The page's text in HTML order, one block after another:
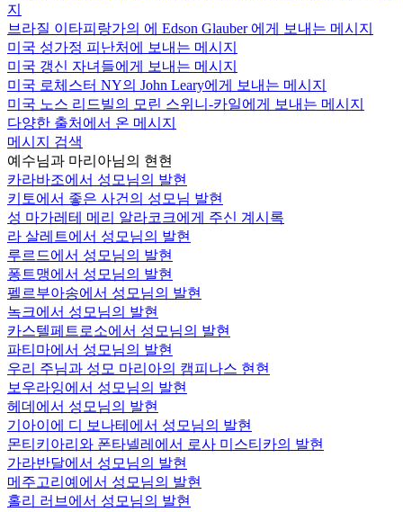
지
브라질 이타피랑가의 에 Edson Glauber 에게 보내는 메시지
미국 성가정 피난처에 보내는 메시지
미국 갱신 자녀들에게 보내는 메시지
미국 로체스터 NY의 John Leary에게 보내는 메시지
미국 노스 리드빌의 모린 스위니-카일에게 보내는 메시지
다양한 출처에서 온 메시지
메시지 검색
예수님과 마리아님의 현현
카라바조에서 성모님의 발현
키토에서 좋은 사건의 성모님 발현
성 마가레테 메리 알라코크에게 주신 계시록
라 살레트에서 성모님의 발현
루르드에서 성모님의 발현
퐁트맹에서 성모님의 발현
펠르부아송에서 성모님의 발현
녹크에서 성모님의 발현
카스텔페트로소에서 성모님의 발현
파티마에서 성모님의 발현
우리 주님과 성모 마리아의 캠피나스 현현
보우라잉에서 성모님의 발현
헤데에서 성모님의 발현
기아이에 디 보나테에서 성모님의 발현
몬티키아리와 폰타넬레에서 로사 미스티카의 발현
가라반달에서 성모님의 발현
메주고리예에서 성모님의 발현
홀리 러브에서 성모님의 발현